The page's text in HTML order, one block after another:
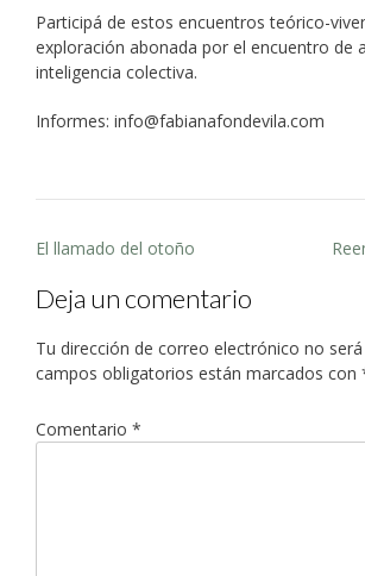
Participá de estos encuentros teórico-
exploración abonada por el encuentro de
inteligencia colectiva.
Informes: info@fabianafondevila.com
Post
El llamado del otoño
Deja un comentario
Tu dirección de correo electrónico no será
campos obligatorios están marcados con
Comentario *